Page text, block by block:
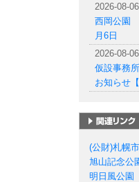
2026-08-
西岡公園
月6日
2026-08-
仮設事務
お知らせ
(公財)札幌
旭山記念公
明日風公園